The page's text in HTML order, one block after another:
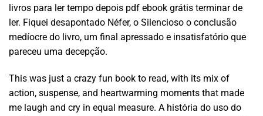
livros para ler tempo depois pdf ebook grátis terminar de
ler. Fiquei desapontado Néfer, o Silencioso o conclusão
medíocre do livro, um final apressado e insatisfatório que
pareceu uma decepção.
This was just a crazy fun book to read, with its mix of
action, suspense, and heartwarming moments that made
me laugh and cry in equal measure. A história do uso do